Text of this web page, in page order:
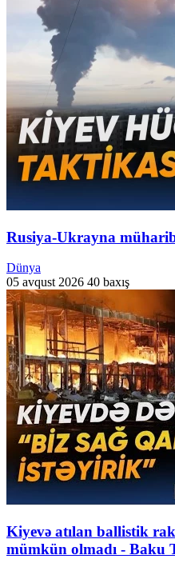
Rusiya-Ukrayna
Dünya
05 avqust 2026 40 baxış
Kiyevə atılan ballistik
mümkün olmadı - Baku